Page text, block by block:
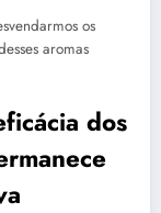
os
aromas
dos